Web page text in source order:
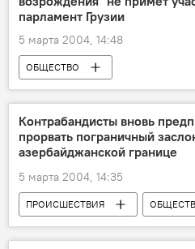
парламент Грузии
5 марта 2004, 14:48
ОБЩЕСТВО
Контрабандисты вновь
прорвать пограничный
азербайджанской границе
5 марта 2004, 14:35
ПРОИСШЕСТВИЯ
ЭКОНОМИКА